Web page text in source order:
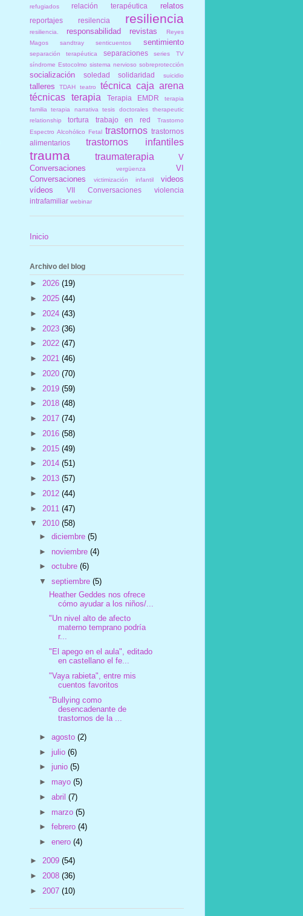
refugiados relación terapéutica relatos
reportajes resilencia resiliencia
resiliencia. responsabilidad revistas
Reyes
Magos
sandtray senticuentos sentimiento
separación terapéutica separaciones
series TV
síndrome Estocolmo sistema nervioso sobreprotección
socialización soledad solidaridad suicidio
talleres TDAH teatro
técnica caja arena
técnicas
terapia Terapia EMDR
terapia
familia
terapia narrativa tesis doctorales
therapeutic
relationship
tortura trabajo en red
Trastorno
Espectro Alcohólico Fetal trastornos trastornos
alimentarios
trastornos infantiles
trauma traumaterapia
V
Conversaciones
vergüenza
VI
Conversaciones
victimización infantil
videos
vídeos
VII Conversaciones
violencia
intrafamiliar webinar
Inicio
Archivo del blog
► 2026 (19)
► 2025 (44)
► 2024 (43)
► 2023 (36)
► 2022 (47)
► 2021 (46)
► 2020 (70)
► 2019 (59)
► 2018 (48)
► 2017 (74)
► 2016 (58)
► 2015 (49)
► 2014 (51)
► 2013 (57)
► 2012 (44)
► 2011 (47)
▼ 2010 (58)
►diciembre(5)
► noviembre(4)
►octubre(6)
▼septiembre(5)
Heather Geddes nos ofrece
cómo ayudar a los niños/...
"Un nivel alto de afecto
materno temprano podría
r...
"El apego en el aula", editado
en castellano el fe...
"Vaya rabieta", entre mis
cuentos favoritos
"Bullying como
desencadenante de
trastornos de la ...
►agosto(2)
►julio(6)
►junio(5)
► mayo(5)
►abril(7)
► marzo(5)
►febrero(4)
►enero(4)
► 2009 (54)
► 2008 (36)
► 2007 (10)